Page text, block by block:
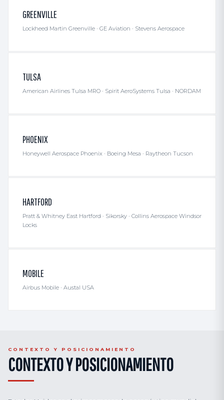
GREENVILLE
Lockheed Martin Greenville · GE Aviation · Stevens Aerospace
TULSA
American Airlines Tulsa MRO · Spirit AeroSystems Tulsa · NORDAM
PHOENIX
Honeywell Aerospace Phoenix · Boeing Mesa · Raytheon Tucson
HARTFORD
Pratt & Whitney East Hartford · Sikorsky · Collins Aerospace Windsor
Locks
MOBILE
Airbus Mobile · Austal USA
CONTEXTO Y POSICIONAMIENTO
CONTEXTO Y POSICIONAMIENTO